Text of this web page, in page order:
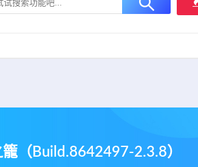
的资源下载！
（Build.8642497-2.3.8）